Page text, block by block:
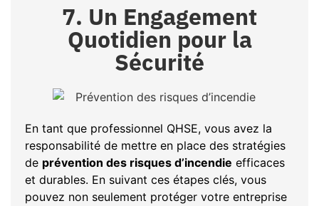
7. Un Engagement
Quotidien pour la
Sécurité
En tant que professionnel QHSE, vous avez la
responsabilité de mettre en place des stratégies
de prévention des risques d’incendie efficaces
et durables. En suivant ces étapes clés, vous
pouvez non seulement protéger votre entreprise